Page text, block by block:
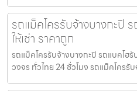
รถแม็คโครรับจ้างบางกะปิ
ให้เช่า ราคาถูก
รถแม็คโครรับจ้างบางกะปิ รถแบคโฮรั
วงจร ทั่วไทย 24 ชั่วโมง รถแม็คโครรั